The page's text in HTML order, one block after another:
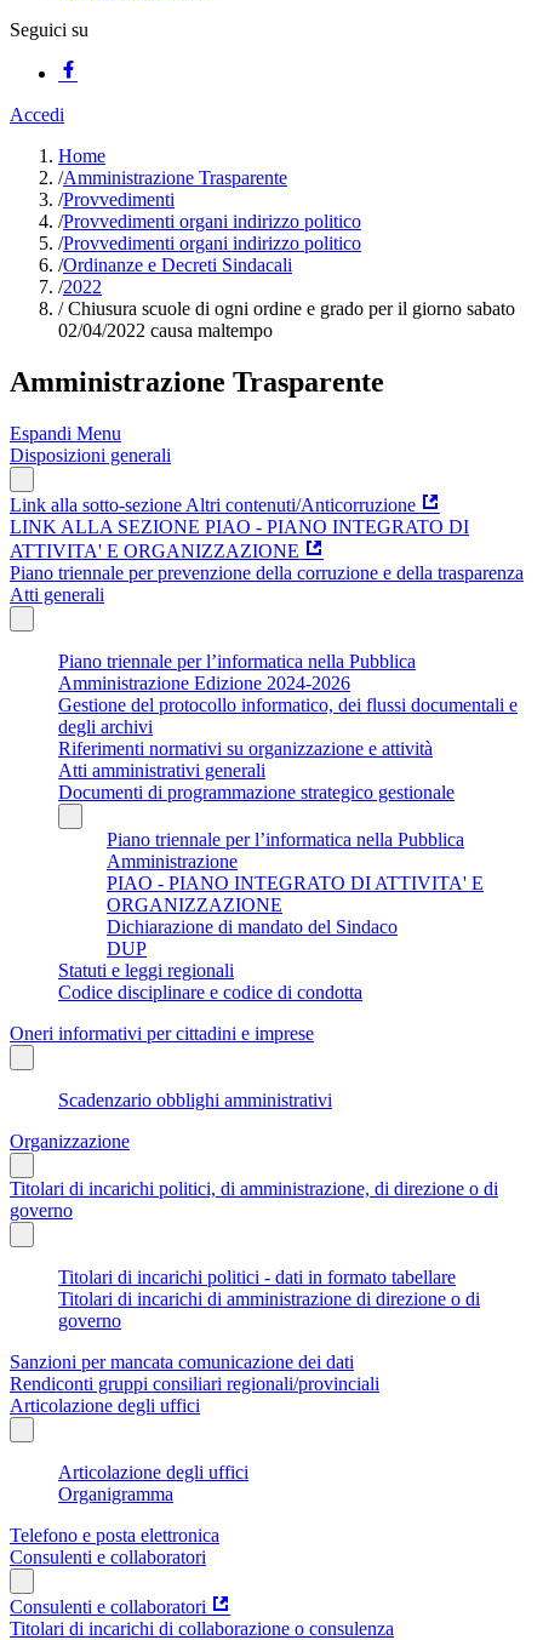
Seguici su
Accedi
Home
/Amministrazione Trasparente
/Provvedimenti
/Provvedimenti organi indirizzo politico
/Provvedimenti organi indirizzo politico
/Ordinanze e Decreti Sindacali
/2022
/Chiusura scuole di ogni ordine e grado per il giorno sabato
02/04/2022 causa maltempo
Amministrazione Trasparente
Espandi Menu
Disposizioni generali
Link alla sotto-sezione Altri contenuti/Anticorruzione
LINK ALLA SEZIONE PIAO - PIANO INTEGRATO DI
ATTIVITA' E ORGANIZZAZIONE
Piano triennale per prevenzione della corruzione e della trasparenza
Atti generali
Piano triennale per l’informatica nella Pubblica
Amministrazione Edizione 2024-2026
Gestione del protocollo informatico, dei flussi documentali e
degli archivi
Riferimenti normativi su organizzazione e attività
Atti amministrativi generali
Documenti di programmazione strategico gestionale
Piano triennale per l’informatica nella Pubblica
Amministrazione
PIAO - PIANO INTEGRATO DI ATTIVITA' E
ORGANIZZAZIONE
Dichiarazione di mandato del Sindaco
DUP
Statuti e leggi regionali
Codice disciplinare e codice di condotta
Oneri informativi per cittadini e imprese
Scadenzario obblighi amministrativi
Organizzazione
Titolari di incarichi politici, di amministrazione, di direzione o di
governo
Titolari di incarichi politici - dati in formato tabellare
Titolari di incarichi di amministrazione di direzione o di
governo
Sanzioni per mancata comunicazione dei dati
Rendiconti gruppi consiliari regionali/provinciali
Articolazione degli uffici
Articolazione degli uffici
Organigramma
Telefono e posta elettronica
Consulenti e collaboratori
Consulenti e collaboratori
Titolari di incarichi di collaborazione o consulenza